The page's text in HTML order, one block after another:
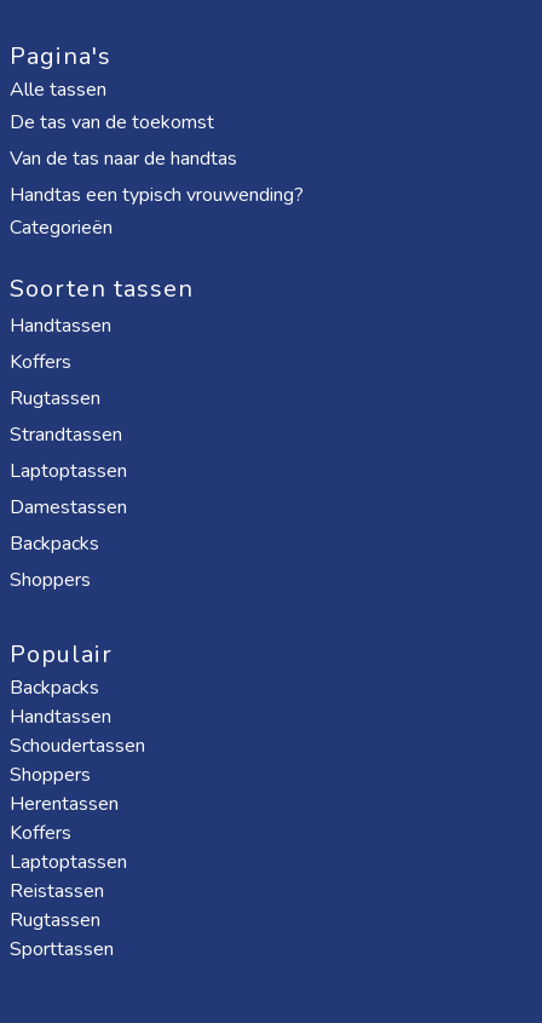
Pagina's
Alle tassen
De tas van de toekomst
Van de tas naar de handtas
Handtas een typisch vrouwending?
Categorieën
Soorten tassen
Handtassen
Koffers
Rugtassen
Strandtassen
Laptoptassen
Damestassen
Backpacks
Shoppers
Populair
Backpacks
Handtassen
Schoudertassen
Shoppers
Herentassen
Koffers
Laptoptassen
Reistassen
Rugtassen
Sporttassen